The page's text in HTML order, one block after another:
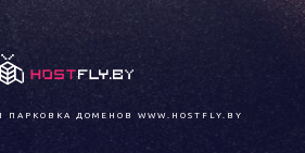
ПАРКОВКА ДОМЕНОВ WWW.HOSTFLY.BY